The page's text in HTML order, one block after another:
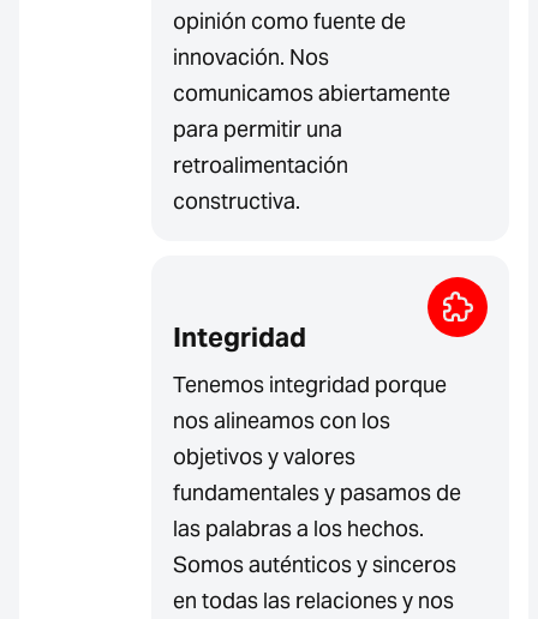
opinión como fuente de
innovación. Nos
comunicamos abiertamente
para permitir una
retroalimentación
constructiva.
Integridad
Tenemos integridad porque
nos alineamos con los
objetivos y valores
fundamentales y pasamos de
las palabras a los hechos.
Somos auténticos y sinceros
en todas las relaciones y nos